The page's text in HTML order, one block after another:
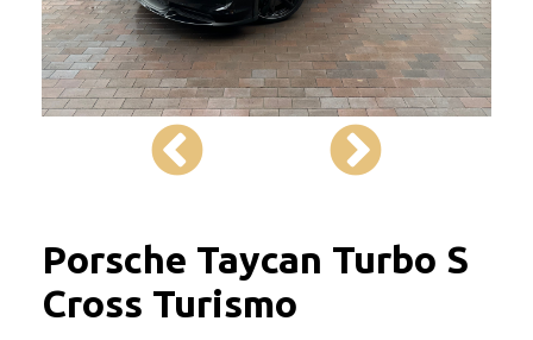
Porsche Taycan Turbo S
Cross Turismo